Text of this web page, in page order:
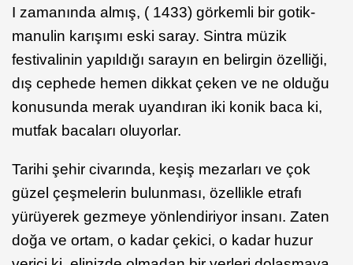
I zamanında almış, ( 1433) görkemli bir gotik-
manulin karışımı eski saray. Sintra müzik
festivalinin yapıldığı sarayın en belirgin özelliği,
dış cephede hemen dikkat çeken ve ne olduğu
konusunda merak uyandıran iki konik baca ki,
mutfak bacaları oluyorlar.
Tarihi şehir civarında, keşiş mezarları ve çok
güzel çeşmelerin bulunması, özellikle etrafı
yürüyerek gezmeye yönlendiriyor insanı. Zaten
doğa ve ortam, o kadar çekici, o kadar huzur